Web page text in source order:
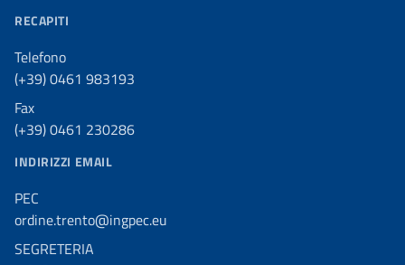
RECAPITI
Telefono
(+39) 0461 983193
Fax
(+39) 0461 230286
INDIRIZZI EMAIL
PEC
ordine.trento@ingpec.eu
SEGRETERIA